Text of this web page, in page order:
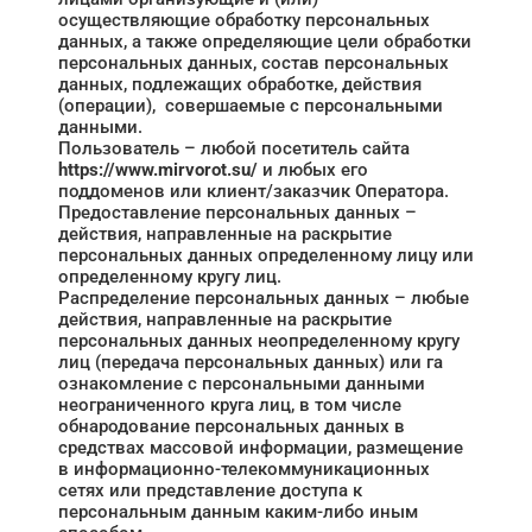
осуществляющие обработку персональных
данных, а также определяющие цели обработки
персональных данных, состав персональных
данных, подлежащих обработке, действия
(операции), совершаемые с персональными
данными.
Пользователь – любой посетитель сайта
https://www.mirvorot.su/ и любых его
поддоменов или клиент/заказчик Оператора.
Предоставление персональных данных –
действия, направленные на раскрытие
персональных данных определенному лицу или
определенному кругу лиц.
Распределение персональных данных – любые
действия, направленные на раскрытие
персональных данных неопределенному кругу
лиц (передача персональных данных) или га
ознакомление с персональными данными
неограниченного круга лиц, в том числе
обнародование персональных данных в
средствах массовой информации, размещение
в информационно-телекоммуникационных
сетях или представление доступа к
персональным данным каким-либо иным